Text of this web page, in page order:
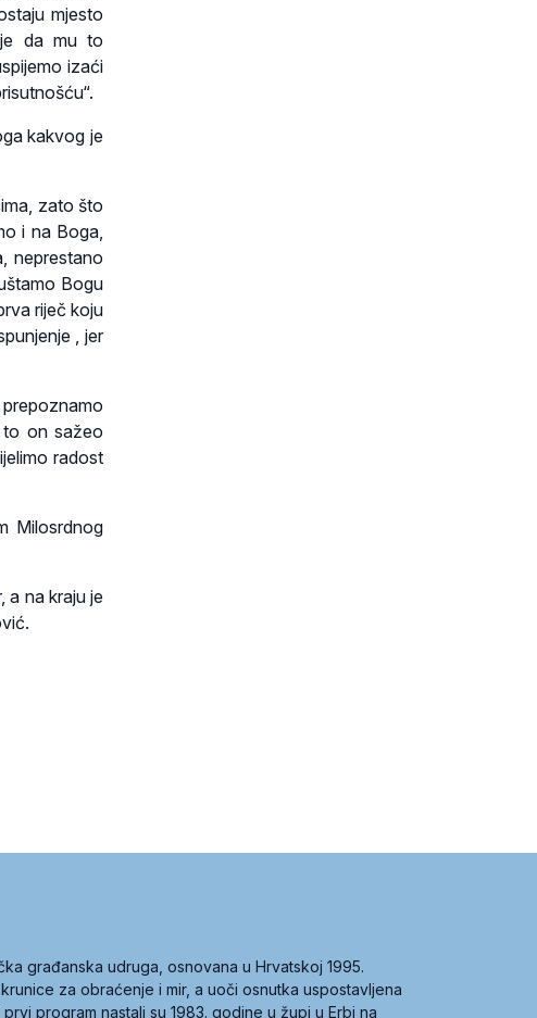
mjesto
da mu to
izaći
kakvog je
zato što
i na Boga,
neprestano
Bogu
riječ koju
, jer
to on sažeo
radost
Milosrdnog
a na kraju je
građanska udruga, osnovana u Hrvatskoj 1995.
za obraćenje i mir, a uoči osnutka uspostavljena
program nastali su 1983. godine u župi u Erbi na